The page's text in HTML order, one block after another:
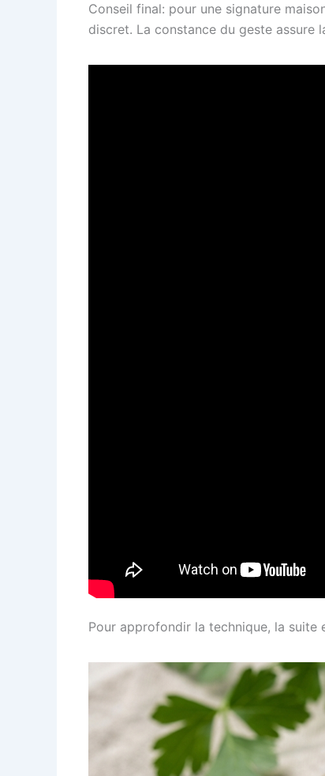
Conseil final: pour une signature
discret. La constance du geste assure
Pour approfondir la technique, la suite